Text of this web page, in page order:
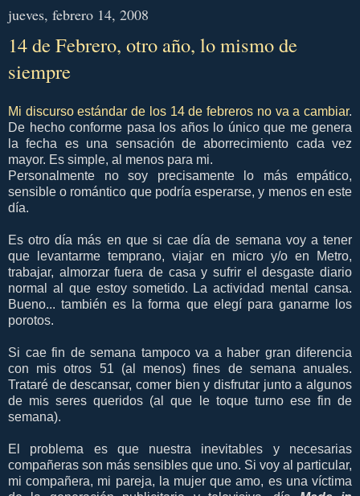
jueves, febrero 14, 2008
14 de Febrero, otro año, lo mismo de
siempre
Mi discurso estándar de los 14 de febreros no va a cambiar.
De hecho conforme pasa los años lo único que me genera
la fecha es una sensación de aborrecimiento cada vez
mayor. Es simple, al menos para mi.
Personalmente no soy precisamente lo más empático,
sensible o romántico que podría esperarse, y menos en este
día.
Es otro día más en que si cae día de semana voy a tener
que levantarme temprano, viajar en micro y/o en Metro,
trabajar, almorzar fuera de casa y sufrir el desgaste diario
normal al que estoy sometido. La actividad mental cansa.
Bueno... también es la forma que elegí para ganarme los
porotos.
Si cae fin de semana tampoco va a haber gran diferencia
con mis otros 51 (al menos) fines de semana anuales.
Trataré de descansar, comer bien y disfrutar junto a algunos
de mis seres queridos (al que le toque turno ese fin de
semana).
El problema es que nuestra inevitables y necesarias
compañeras son más sensibles que uno. Si voy al particular,
mi compañera, mi pareja, la mujer que amo, es una víctima